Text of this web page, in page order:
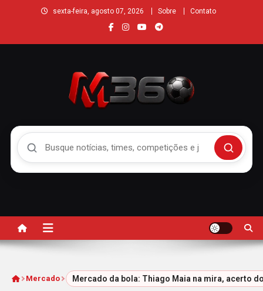
sexta-feira, agosto 07, 2026 Sobre Contato
Buscar
InícioMercado Mercado da bola: Thiago Maia na mira, acerto